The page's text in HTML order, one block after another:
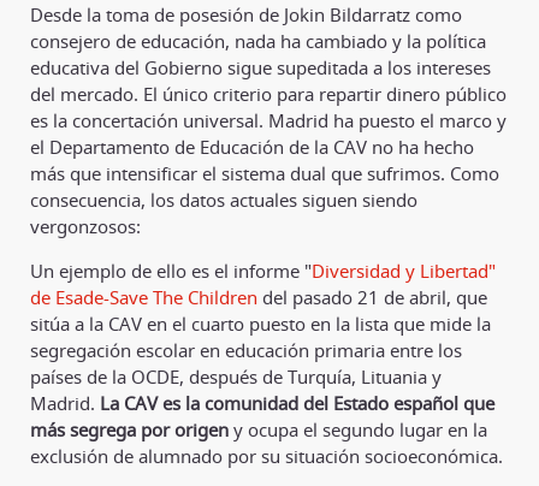
Desde la toma de posesión de Jokin Bildarratz como
consejero de educación, nada ha cambiado y la política
educativa del Gobierno sigue supeditada a los intereses
del mercado. El único criterio para repartir dinero público
es la concertación universal. Madrid ha puesto el marco y
el Departamento de Educación de la CAV no ha hecho
más que intensificar el sistema dual que sufrimos. Como
consecuencia, los datos actuales siguen siendo
vergonzosos:
Un ejemplo de ello es el informe "Diversidad y Libertad"
de Esade-Save The Children del pasado 21 de abril, que
sitúa a la CAV en el cuarto puesto en la lista que mide la
segregación escolar en educación primaria entre los
países de la OCDE, después de Turquía, Lituania y
Madrid. La CAV es la comunidad del Estado español que
más segrega por origen y ocupa el segundo lugar en la
exclusión de alumnado por su situación socioeconómica.